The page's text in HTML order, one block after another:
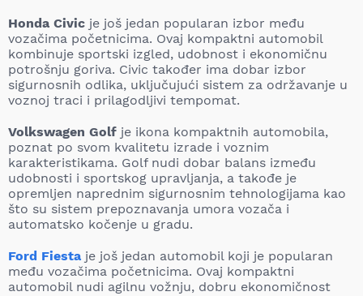
Honda Civic je još jedan popularan izbor među
vozačima početnicima. Ovaj kompaktni automobil
kombinuje sportski izgled, udobnost i ekonomičnu
potrošnju goriva. Civic također ima dobar izbor
sigurnosnih odlika, uključujući sistem za održavanje u
voznoj traci i prilagodljivi tempomat.
Volkswagen Golf je ikona kompaktnih automobila,
poznat po svom kvalitetu izrade i voznim
karakteristikama. Golf nudi dobar balans između
udobnosti i sportskog upravljanja, a takođe je
opremljen naprednim sigurnosnim tehnologijama kao
što su sistem prepoznavanja umora vozača i
automatsko kočenje u gradu.
Ford Fiestaje još jedan automobil koji je popularan
među vozačima početnicima. Ovaj kompaktni
automobil nudi agilnu vožnju, dobru ekonomičnost